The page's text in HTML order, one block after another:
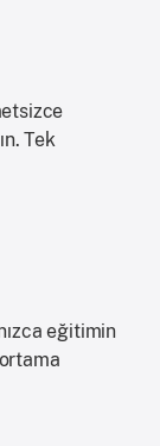
Tek
eğitimin